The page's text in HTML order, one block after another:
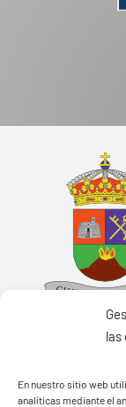
las
En nuestro sitio web
analíticas mediante el
Ayuntamiento